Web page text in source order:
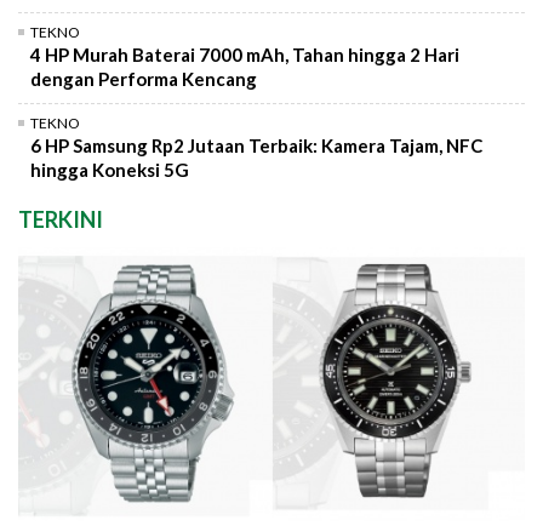
TEKNO
4 HP Murah Baterai 7000 mAh, Tahan hingga 2 Hari
dengan Performa Kencang
TEKNO
6 HP Samsung Rp2 Jutaan Terbaik: Kamera Tajam, NFC
hingga Koneksi 5G
TERKINI